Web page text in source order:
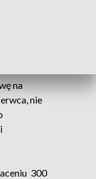
na
nie
300